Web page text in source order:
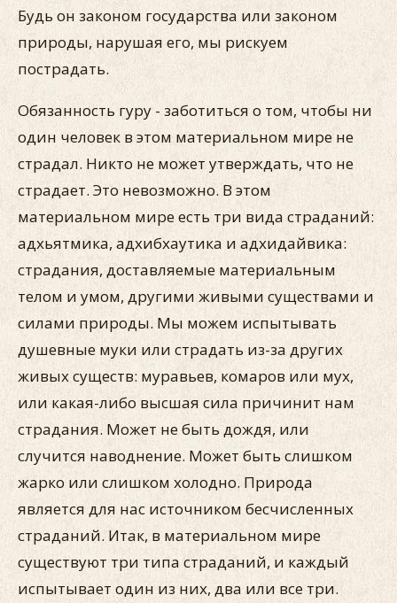
Будь он законом государства или законом
природы, нарушая его, мы рискуем
пострадать.
Обязанность гуру - заботиться о том, чтобы ни
один человек в этом материальном мире не
страдал. Никто не может утверждать, что не
страдает. Это невозможно. В этом
материальном мире есть три вида страданий:
адхьятмика, адхибхаутика и адхидайвика:
страдания, доставляемые материальным
телом и умом, другими живыми существами и
силами природы. Мы можем испытывать
душевные муки или страдать из-за других
живых существ: муравьев, комаров или мух,
или какая-либо высшая сила причинит нам
страдания. Может не быть дождя, или
случится наводнение. Может быть слишком
жарко или слишком холодно. Природа
является для нас источником бесчисленных
страданий. Итак, в материальном мире
существуют три типа страданий, и каждый
испытывает один из них, два или все три.